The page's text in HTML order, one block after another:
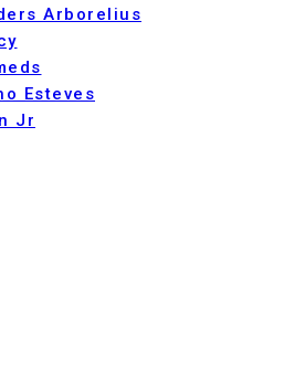
Arborelius
Esteves
Jr